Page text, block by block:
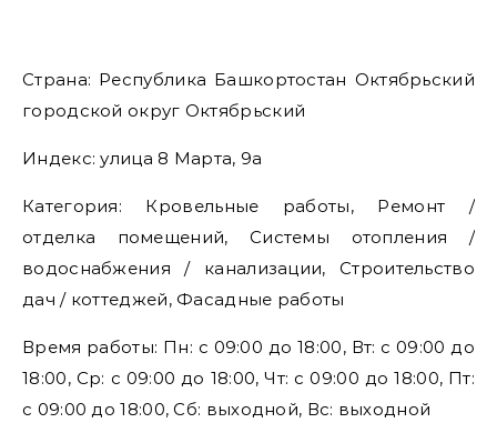
Страна: Республика Башкортостан Октябрьский
городской округ Октябрьский
Индекс: улица 8 Марта, 9а
Категория: Кровельные работы, Ремонт /
отделка помещений, Системы отопления /
водоснабжения / канализации, Строительство
дач / коттеджей, Фасадные работы
Время работы: Пн: с 09:00 до 18:00, Вт: с 09:00 до
18:00, Ср: с 09:00 до 18:00, Чт: с 09:00 до 18:00, Пт:
с 09:00 до 18:00, Сб: выходной, Вс: выходной